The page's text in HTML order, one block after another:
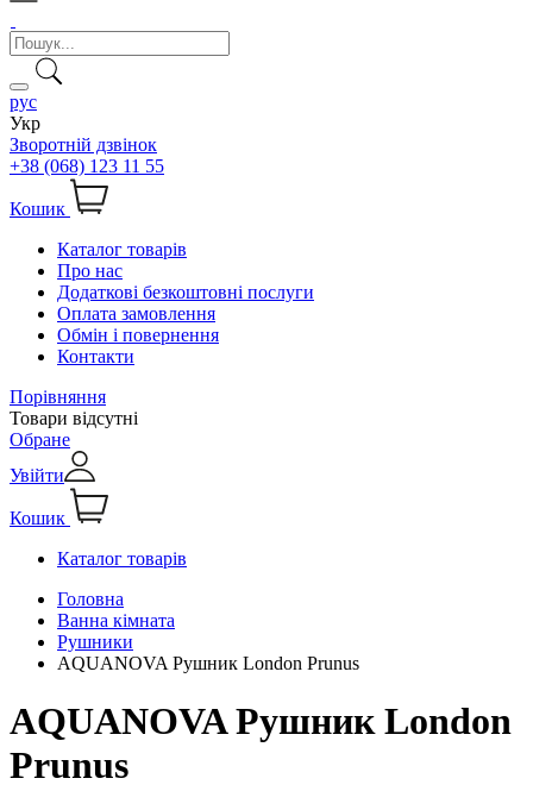
рус
Укр
Зворотній дзвінок
+38 (068) 123 11 55
Кошик
Каталог товарів
Про нас
Додаткові безкоштовні послуги
Оплата замовлення
Обмін і повернення
Контакти
Порівняння
Товари відсутні
Обране
Увійти
Кошик
Каталог товарів
Головна
Ванна кімната
Рушники
AQUANOVA Рушник London Prunus
AQUANOVA Рушник London
Prunus